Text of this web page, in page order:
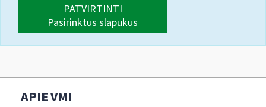
PATVIRTINTI
Pasirinktus slapukus
APIE VMI